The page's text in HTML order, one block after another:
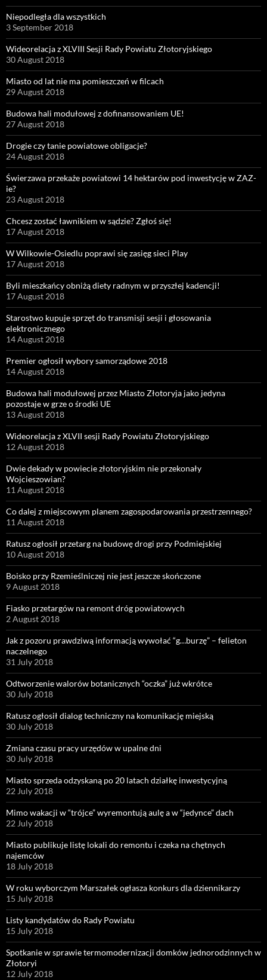
Niepodległa dla wszystkich
3 September 2018
Wideorelacja z XLVIII Sesji Rady Powiatu Złotoryjskiego
30 August 2018
Miasto od lat nie ma pomieszczeń w filcach
29 August 2018
Budowa hali modułowej z dofinansowaniem UE!
27 August 2018
Drogie czy tanie powiatowe obligacje?
24 August 2018
Świerzawa przekaże powiatowi 14 hektarów pod inwestycję w ZAZ-
ie?
23 August 2018
Chcesz zostać ławnikiem w sądzie? Zgłoś się!
17 August 2018
W Wilkowie-Osiedlu poprawi się zasięg sieci Play
17 August 2018
Byli mieszkańcy obniżą diety radnym w przyszłej kadencji!
17 August 2018
Starostwo kupuje sprzęt do transmisji sesji i głosowania
elektronicznego
14 August 2018
Premier ogłosił wybory samorządowe 2018
14 August 2018
Budowa hali modułowej przez Miasto Złotoryja jako jedyna
pozostaje w grze o środki UE
13 August 2018
Wideorelacja z XLVII sesji Rady Powiatu Złotoryjskiego
12 August 2018
Dwie dekady w powiecie złotoryjskim nie przekonały
Wojcieszowian?
11 August 2018
Co dalej z miejscowym planem zagospodarowania przestrzennego?
11 August 2018
Ratusz ogłosił przetarg na budowę drogi przy Podmiejskiej
10 August 2018
Boisko przy Rzemieślniczej nie jest jeszcze skończone
9 August 2018
Fiasko przetargów na remont dróg powiatowych
2 August 2018
Jak z pozoru prawdziwą informacją wywołać “g…burzę” – felieton
naczelnego
31 July 2018
Odtworzenie walorów botanicznych “oczka” już wkrótce
30 July 2018
Ratusz ogłosił dialog techniczny na komunikację miejską
30 July 2018
Zmiana czasu pracy urzędów w upalne dni
30 July 2018
Miasto sprzeda odzyskaną po 20 latach działkę inwestycyjną
22 July 2018
Mimo wakacji w “trójce” wyremontują aulę a w “jedynce” dach
22 July 2018
Miasto publikuje listę lokali do remontu i czeka na chętnych
najemców
18 July 2018
W roku wyborczym Marszałek ogłasza konkurs dla dziennikarzy
15 July 2018
Listy kandydatów do Rady Powiatu
15 July 2018
Spotkanie w sprawie termomodernizacji domków jednorodzinnych w
Złotoryi
12 July 2018